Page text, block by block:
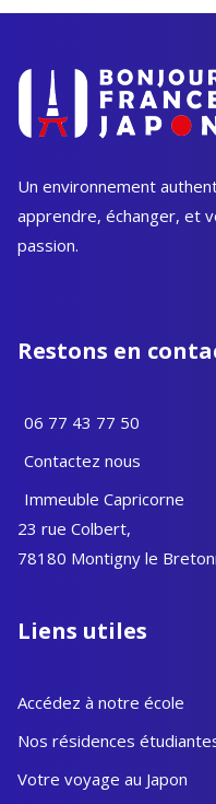
Un environnement
apprendre, échanger, et
passion.
Restons en
06 77 43 77 50
Contactez nous
Immeuble Capricorne
23 rue Colbert,
78180 Montigny le
Liens utiles
Accédez à notre école
Nos résidences
Votre voyage au Japon